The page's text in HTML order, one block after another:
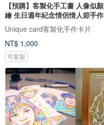
【預購】客製化手工書 人像似顏
繪 生日週年紀念情侶情人節手作
Unique card客製化手作卡片
NT$ 1,000
可客製